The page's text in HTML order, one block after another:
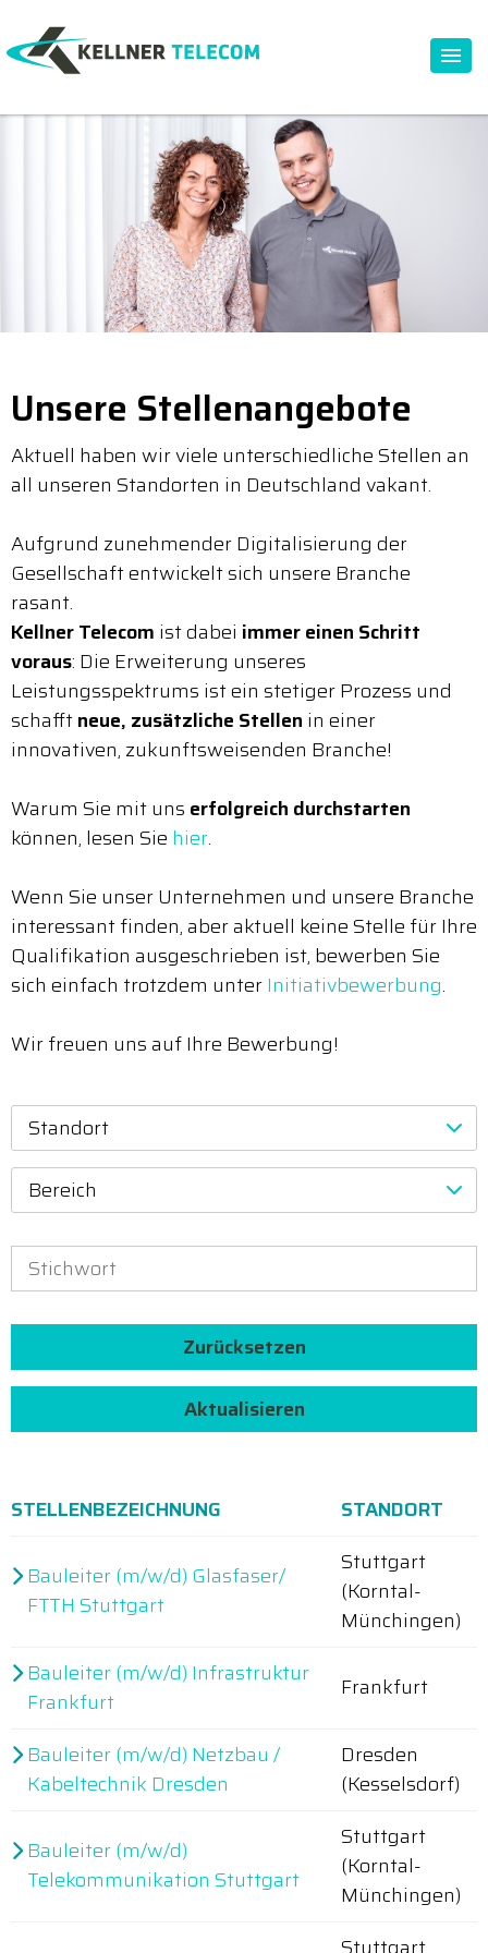
Unsere Stellenangebote
Aktuell haben wir viele unterschiedliche Stellen an
all unseren Standorten in Deutschland vakant.
Aufgrund zunehmender Digitalisierung der
Gesellschaft entwickelt sich unsere Branche
rasant.
Kellner Telecom ist dabei immer einen Schritt
voraus: Die Erweiterung unseres
Leistungsspektrums ist ein stetiger Prozess und
schafftneue, zusätzliche Stellen in einer
innovativen, zukunftsweisenden Branche!
Warum Sie mit uns erfolgreich durchstarten
können, lesen Sie hier.
Wenn Sie unser Unternehmen und unsere Branche
interessant finden, aber aktuell keine Stelle für Ihre
Qualifikation ausgeschrieben ist, bewerben Sie
sich einfach trotzdem unterInitiativbewerbung.
Wir freuen uns auf Ihre Bewerbung!
Standort
Bereich
Zurücksetzen
Aktualisieren
STELLENBEZEICHNUNG STANDORT
Bauleiter (m/w/d) Glasfaser/
FTTH Stuttgart
Stuttgart
(Korntal-
Münchingen)
Bauleiter (m/w/d) Infrastruktur
Frankfurt
Frankfurt
Bauleiter (m/w/d) Netzbau /
Kabeltechnik Dresden
Dresden
(Kesselsdorf)
Bauleiter (m/w/d)
Telekommunikation Stuttgart
Stuttgart
(Korntal-
Münchingen)